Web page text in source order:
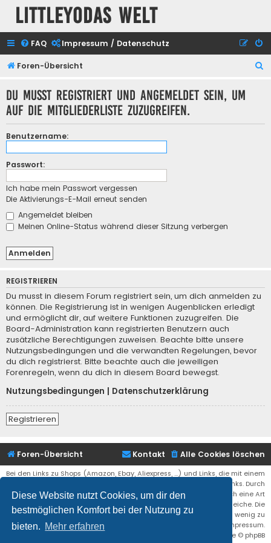
Diese Website nutzt Cookies, um dir den
bestmöglichen Komfort bei der Nutzung zu
bieten. Mehr erfahren
Littleyodas Welt
FAQ Impressum / Datenschutz
Foren-Übersicht
Du musst registriert und angemeldet sein, um
auf die Mitgliederliste zuzugreifen.
Benutzername:
Passwort:
Ich habe mein Passwort vergessen
Die Aktivierungs-E-Mail erneut senden
Angemeldet bleiben
Meinen Online-Status während dieser Sitzung verbergen
REGISTRIEREN
Du musst in diesem Forum registriert sein, um dich anmelden zu
können. Die Registrierung ist in wenigen Augenblicken erledigt
und ermöglicht dir, auf weitere Funktionen zuzugreifen. Die
Board-Administration kann registrierten Benutzern auch
zusätzliche Berechtigungen zuweisen. Beachte bitte unsere
Nutzungsbedingungen und die verwandten Regelungen, bevor
du dich registrierst. Bitte beachte auch die jeweiligen
Forenregeln, wenn du dich in diesem Board bewegst.
Nutzungsbedingungen
Datenschutzerklärung
Registrieren
Foren-Übersicht Alle Cookies löschen
Kontakt
Bei den Links zu Shops (Amazon, Ebay, Aliexpress, ...) und Links, die mit einem
Stern (*) markiert sind, kann es sich um sogenannte Affiliate Links. Durch
den Kauf eines Produktes über einen Affiliate Link erhälte ich eine Art
Umsatzbeteiligung gutgeschrieben. Für euch bleibt der Preis der gleiche. Die
Einnahmen helfen die Hostgebühren für diese Webseite ein wenig zu
reduzieren. Siehe auch das Impressum.
® Forum Software © phpBB